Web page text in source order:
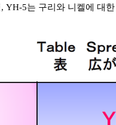
, YH-5는 구리와 니켈에 대한